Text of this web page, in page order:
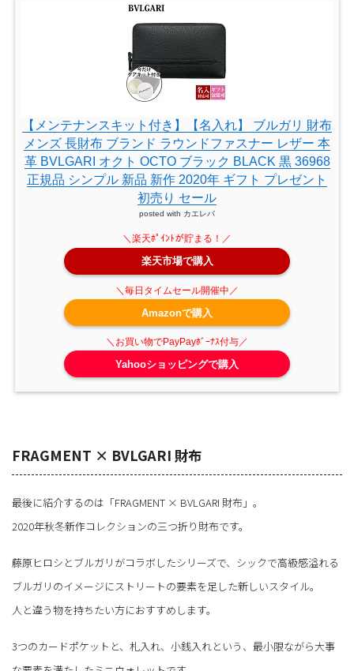
【メンテナンスキット付き】【名入れ】 ブルガリ 財布
メンズ 長財布 ブランド ラウンドファスナー レザー 本
革 BVLGARI オクト OCTO ブラック BLACK 黒 36968
正規品 シンプル 新品 新作 2020年 ギフト プレゼント
初売り セール
posted with カエレバ
楽天市場で購入
Amazonで購入
Yahooショッピングで購入
FRAGMENT × BVLGARI 財布
最後に紹介するのは「FRAGMENT × BVLGARI 財布」。
2020年秋冬新作コレクションの三つ折り財布です。
藤原ヒロシとブルガリがコラボしたシリーズで、シックで高級感溢れる
ブルガリのイメージにストリートの要素を足した新しいスタイル。
人と違う物を持ちたい方におすすめします。
3つのカードポケットと、札入れ、小銭入れという、最小限ながら大事